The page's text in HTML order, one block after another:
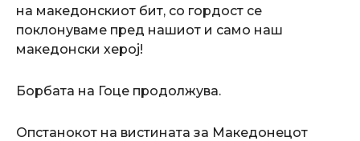
на македонскиот бит, со гордост се
поклонуваме пред нашиот и само наш
македонски херој!
Борбата на Гоце продолжува.
Опстанокот на вистината за Македонецот